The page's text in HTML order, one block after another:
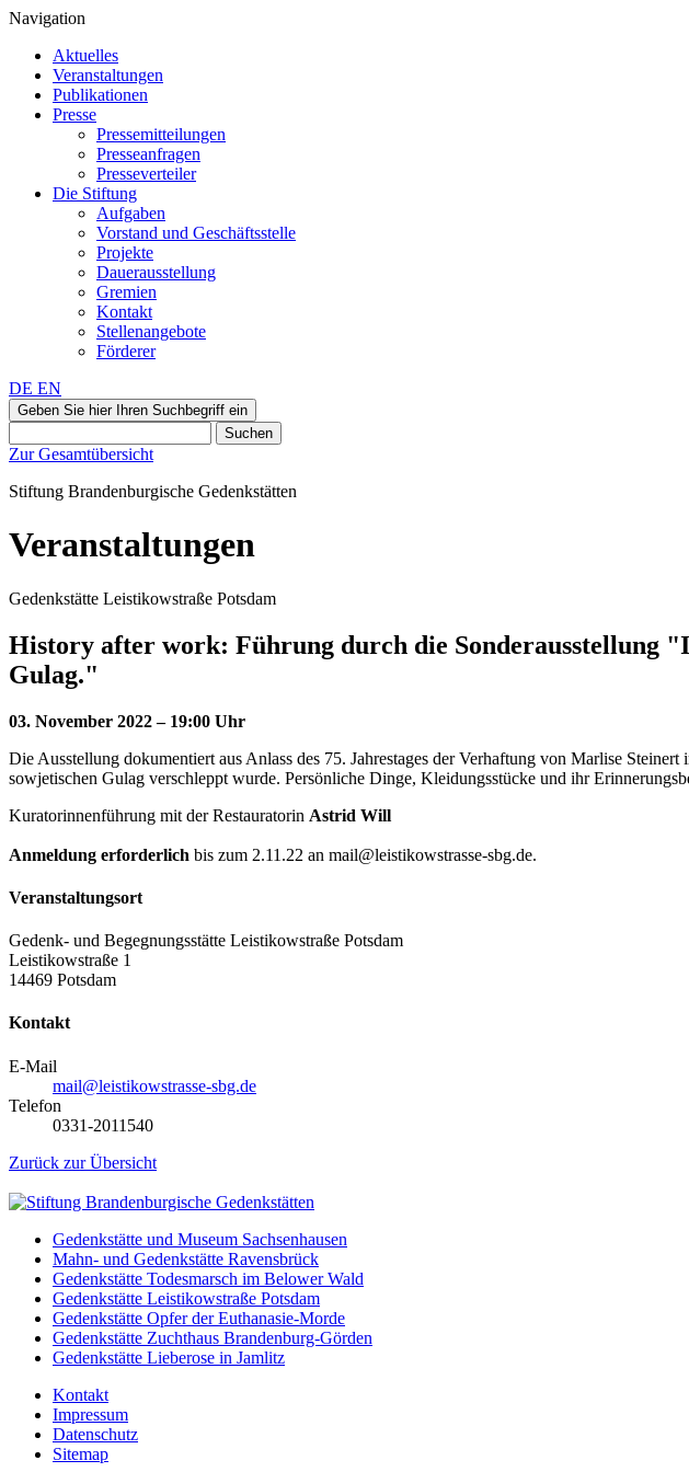
Navigation
Aktuelles
Veranstaltungen
Publikationen
Presse
Pressemitteilungen
Presseanfragen
Presseverteiler
Die Stiftung
Aufgaben
Vorstand und Geschäftsstelle
Projekte
Dauerausstellung
Gremien
Kontakt
Stellenangebote
Förderer
DE EN
Geben Sie hier Ihren Suchbegriff ein
Suchen
Zur Gesamtübersicht
Stiftung Brandenburgische Gedenkstätten
Veranstaltungen
Gedenkstätte Leistikowstraße Potsdam
History after work: Führung durch die Sonderausstellung
Gulag."
03. November 2022 – 19:00 Uhr
Die Ausstellung dokumentiert aus Anlass des 75. Jahrestages der Verhaftung von Marlise
sowjetischen Gulag verschleppt wurde. Persönliche Dinge, Kleidungsstücke und ihr
Kuratorinnenführung mit der Restauratorin Astrid Will
Anmeldung erforderlich bis zum 2.11.22 an mail@leistikowstrasse-sbg.de.
Veranstaltungsort
Gedenk- und Begegnungsstätte Leistikowstraße Potsdam
Leistikowstraße 1
14469 Potsdam
Kontakt
E-Mail
mail@leistikowstrasse-sbg.de
Telefon
0331-2011540
Zurück zur Übersicht
Gedenkstätte und Museum Sachsenhausen
Mahn- und Gedenkstätte Ravensbrück
Gedenkstätte Todesmarsch im Belower Wald
Gedenkstätte Leistikowstraße Potsdam
Gedenkstätte Opfer der Euthanasie-Morde
Gedenkstätte Zuchthaus Brandenburg-Görden
Gedenkstätte Lieberose in Jamlitz
Kontakt
Impressum
Datenschutz
Sitemap